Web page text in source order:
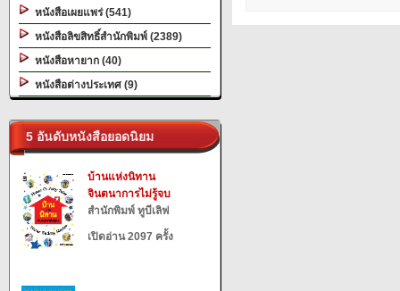
หนังสือเผยแพร่ (541)
หนังสือลิขสิทธิ์สำนักพิมพ์ (2389)
หนังสือหายาก (40)
หนังสือต่างประเทศ (9)
5 อันดับหนังสือยอดนิยม
บ้านแห่งนิทาน
จินตนาการไม่รู้จบ
สำนักพิมพ์ ทูบีเลิฟ
เปิดอ่าน 2097 ครั้ง